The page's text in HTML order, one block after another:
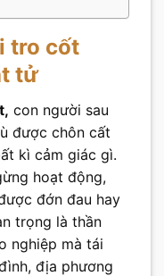
tro cốt
tử
con người sau
được chôn cất
kì cảm giác gì.
hoạt động,
đớn đau hay
trọng là thần
nghiệp mà tái
địa phương